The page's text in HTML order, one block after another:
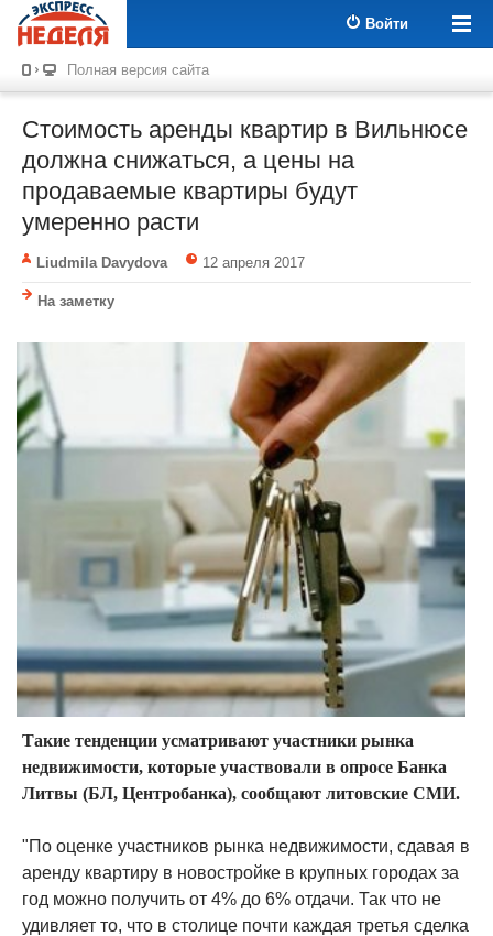
Войти
Полная версия сайта
Стоимость аренды квартир в Вильнюсе
должна снижаться, а цены на
продаваемые квартиры будут
умеренно расти
Liudmila Davydova 12 апреля 2017
На заметку
Такие тенденции усматривают участники рынка
недвижимости, которые участвовали в опросе Банка
Литвы (БЛ, Центробанка), сообщают литовские СМИ.
"По оценке участников рынка недвижимости, сдавая в
аренду квартиру в новостройке в крупных городах за
год можно получить от 4% до 6% отдачи. Так что не
удивляет то, что в столице почти каждая третья сделка